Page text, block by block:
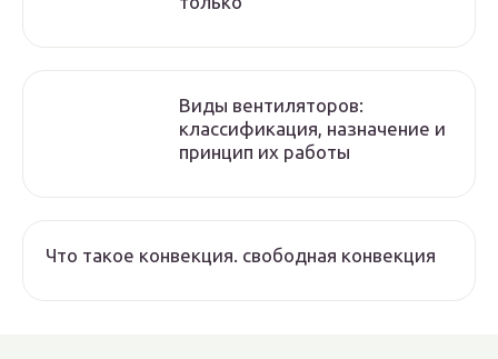
Виды вентиляторов:
классификация, назначение и
принцип их работы
Что такое конвекция. свободная конвекция